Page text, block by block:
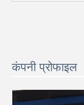
कंपनी प्रोफाइल